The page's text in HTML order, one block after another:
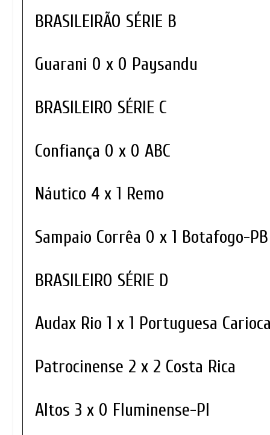
BRASILEIRÃO SÉRIE B
Guarani 0 x 0 Paysandu
BRASILEIRO SÉRIE C
Confiança 0 x 0 ABC
Náutico 4 x 1 Remo
Sampaio Corrêa 0 x 1 Botafogo-
BRASILEIRO SÉRIE D
Audax Rio 1 x 1 Portuguesa
Patrocinense 2 x 2 Costa Rica
Altos 3 x 0 Fluminense-PI